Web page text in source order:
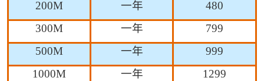
200M
一年
480
300M
一年
799
500M
一年
999
1000M
一年 1299